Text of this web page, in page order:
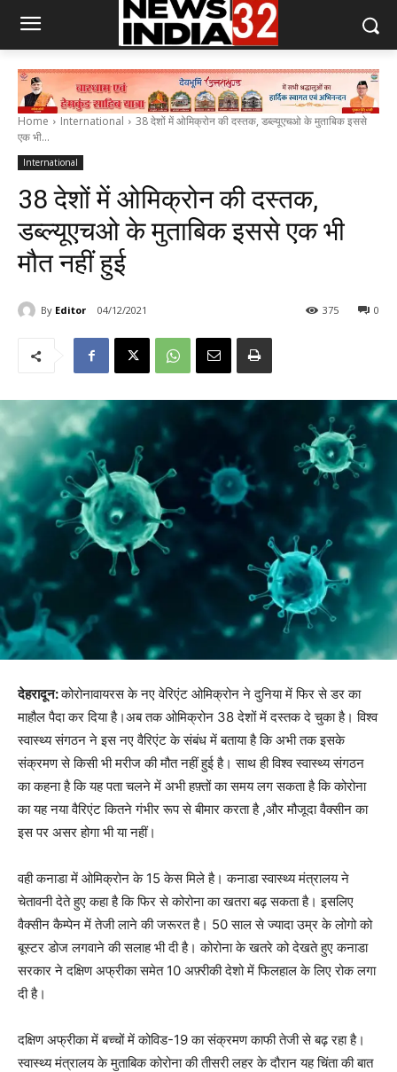
Home International
38 देशों में ओमिक्रोन की दस्तक, डब्ल्यूएचओ के मुताबिक इससे
एक भी...
International
38 देशों में ओमिक्रोन की दस्तक,
डब्ल्यूएचओ के मुताबिक इससे एक भी
मौत नहीं हुई
By Editor 04/12/2021 0
375
देहरादून:कोरोनावायरस के नए वेरिएंट ओमिक्रोन ने दुनिया में फिर से डर का
माहौल पैदा कर दिया है।अब तक ओमिक्रोन 38 देशों में दस्तक दे चुका है। विश्व
स्वास्थ्य संगठन ने इस नए वैरिएंट के संबंध में बताया है कि अभी तक इसके
संक्रमण से किसी भी मरीज की मौत नहीं हुई है। साथ ही विश्व स्वास्थ्य संगठन
का कहना है कि यह पता चलने में अभी हफ़्तों का समय लग सकता है कि कोरोना
का यह नया वैरिएंट कितने गंभीर रूप से बीमार करता है ,और मौजूदा वैक्सीन का
इस पर असर होगा भी या नहीं।
वही कनाडा में ओमिक्रोन के 15 केस मिले है। कनाडा स्वास्थ्य मंत्रालय ने
चेतावनी देते हुए कहा है कि फिर से कोरोना का खतरा बढ़ सकता है। इसलिए
वैक्सीन कैम्पेन में तेजी लाने की जरूरत है। 50 साल से ज्यादा उम्र के लोगो को
बूस्टर डोज लगवाने की सलाह भी दी है। कोरोना के खतरे को देखते हुए कनाडा
सरकार ने दक्षिण अफ्रीका समेत 10 अफ़्रीकी देशो में फिलहाल के लिए रोक लगा
दी है।
दक्षिण अफ्रीका में बच्चों में कोविड-19 का संक्रमण काफी तेजी से बढ़ रहा है।
स्वास्थ्य मंत्रालय के मुताबिक कोरोना की तीसरी लहर के दौरान यह चिंता की बात